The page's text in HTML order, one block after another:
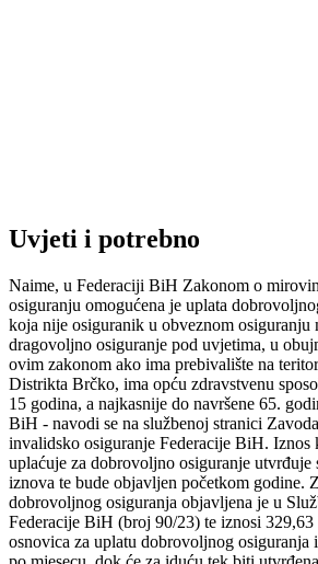
Uvjeti i potrebno
Naime, u Federaciji BiH Zakonom o
osiguranju omogućena je uplata
koja nije osiguranik u obveznom osiguranju
dragovoljno osiguranje pod uvjetima, u
ovim zakonom ako ima prebivalište na
Distrikta Brčko, ima opću zdravstvenu
15 godina, a najkasnije do navršene 65.
BiH - navodi se na službenoj stranici
invalidsko osiguranje Federacije BiH. Iznos
uplaćuje za dobrovoljno osiguranje utvrđuje
iznova te bude objavljen početkom godine.
dobrovoljnog osiguranja objavljena je u
Federacije BiH (broj 90/23) te iznosi
osnovica za uplatu dobrovoljnog